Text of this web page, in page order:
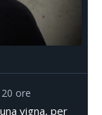
20 ore
vigna, per